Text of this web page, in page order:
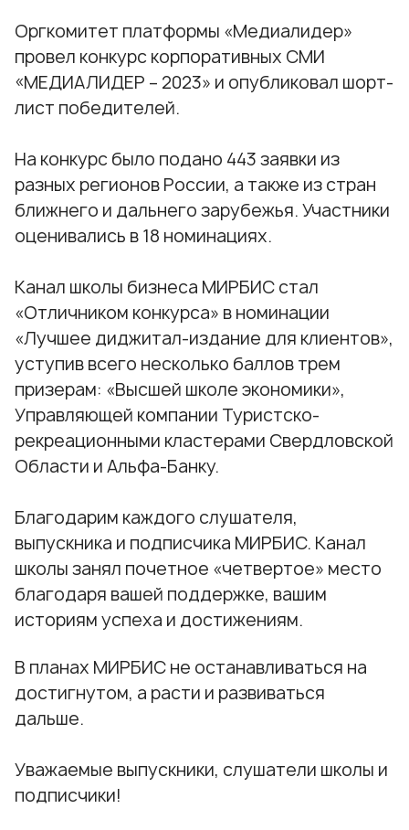
Оргкомитет платформы «Медиалидер»
провел конкурс корпоративных СМИ
«МЕДИАЛИДЕР – 2023» и опубликовал шорт-
лист победителей.
На конкурс было подано 443 заявки из
разных регионов России, а также из стран
ближнего и дальнего зарубежья. Участники
оценивались в 18 номинациях.
Канал школы бизнеса МИРБИС стал
«Отличником конкурса» в номинации
«Лучшее диджитал-издание для клиентов»,
уступив всего несколько баллов трем
призерам: «Высшей школе экономики»,
Управляющей компании Туристско-
рекреационными кластерами Свердловской
Области и Альфа-Банку.
Благодарим каждого слушателя,
выпускника и подписчика МИРБИС. Канал
школы занял почетное «четвертое» место
благодаря вашей поддержке, вашим
историям успеха и достижениям.
В планах МИРБИС не останавливаться на
достигнутом, а расти и развиваться
дальше.
Уважаемые выпускники, слушатели школы и
подписчики!